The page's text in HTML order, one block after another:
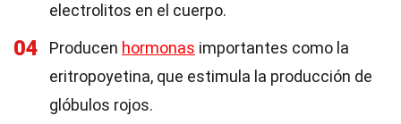
electrolitos en el cuerpo.
04 Producen hormonas importantes como la
eritropoyetina, que estimula la producción de
glóbulos rojos.